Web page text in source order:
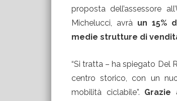
proposta dell’assessore
Michelucci, avrà un 15%
medie strutture di
“Si tratta – ha spiegato Del
centro storico, con un
mobilità ciclabile”. Grazie